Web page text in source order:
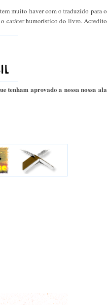
muito haver com o traduzido para o
o caráter humorístico do livro. Acredito
tenham aprovado a nossa nossa ala